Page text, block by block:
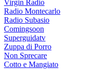
Virgin Radio
Radio Montecarlo
Radio Subasio
Comingsoon
Superguidatv
Zuppa di Porro
Non Sprecare
Cotto e Mangiato